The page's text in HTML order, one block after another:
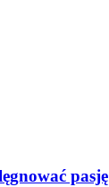
pasję